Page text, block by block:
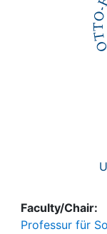
Faculty/Chair:
Professur für